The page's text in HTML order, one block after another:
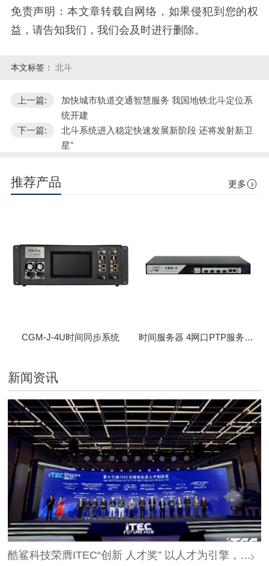
免责声明：本文章转载自网络，如果侵犯到您的权
益，请告知我们，我们会及时进行删除。
本文标签： 北斗
上一篇:
加快城市轨道交通智慧服务 我国地铁北斗定位系
统开建
下一篇:
北斗系统进入稳定快速发展新阶段 还将发射新卫
星"
推荐产品 更多
CGM-J-4U时间同步系统 时间服务器 4网口PTP服务器 CBM-D-40
新闻资讯
酷鲨科技荣膺ITEC“创新 人才奖” 以人才为引擎，时空为基石，驱动智能未来